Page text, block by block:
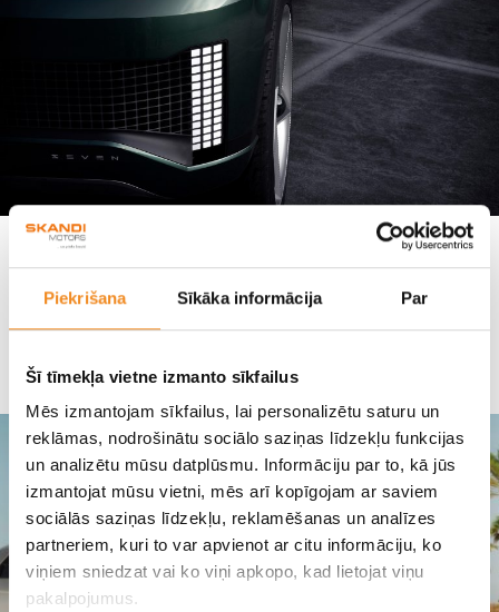
Piekrišana Sīkāka informācija Par
Šī tīmekļa vietne izmanto sīkfailus
Mēs izmantojam sīkfailus, lai personalizētu saturu un
reklāmas, nodrošinātu sociālo saziņas līdzekļu funkcijas
un analizētu mūsu datplūsmu. Informāciju par to, kā jūs
izmantojat mūsu vietni, mēs arī kopīgojam ar saviem
sociālās saziņas līdzekļu, reklamēšanas un analīzes
partneriem, kuri to var apvienot ar citu informāciju, ko
viņiem sniedzat vai ko viņi apkopo, kad lietojat viņu
pakalpojumus.